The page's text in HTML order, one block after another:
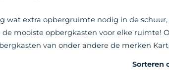
wat extra opbergruimte nodig in de
de mooiste opbergkasten voor elke ruimte!
van onder andere de merken
Sorteren